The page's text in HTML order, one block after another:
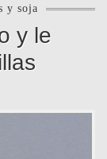
y soja
y le